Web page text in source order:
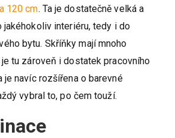
120 cm. Ta je dostatečně velká a
jakéhokoliv interiéru, tedy i do
bytu. Skříňky mají mnoho
tu zároveň i dostatek pracovního
je navíc rozšířena o barevné
vybral to, po čem touží.